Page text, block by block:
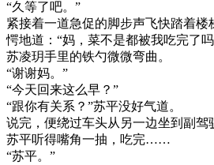
“久等了吧。”
紧接着一道急促的脚步声飞快踏着
愕地道：“妈，菜不是都被我吃完了
苏凌玥手里的铁勺微微弯曲。
“谢谢妈。”
“今天回来这么早？”
“跟你有关系？”苏平没好气道。
说完，便绕过车头从另一边坐到副驾
苏平听得嘴角一抽，吃完……
“苏平。”